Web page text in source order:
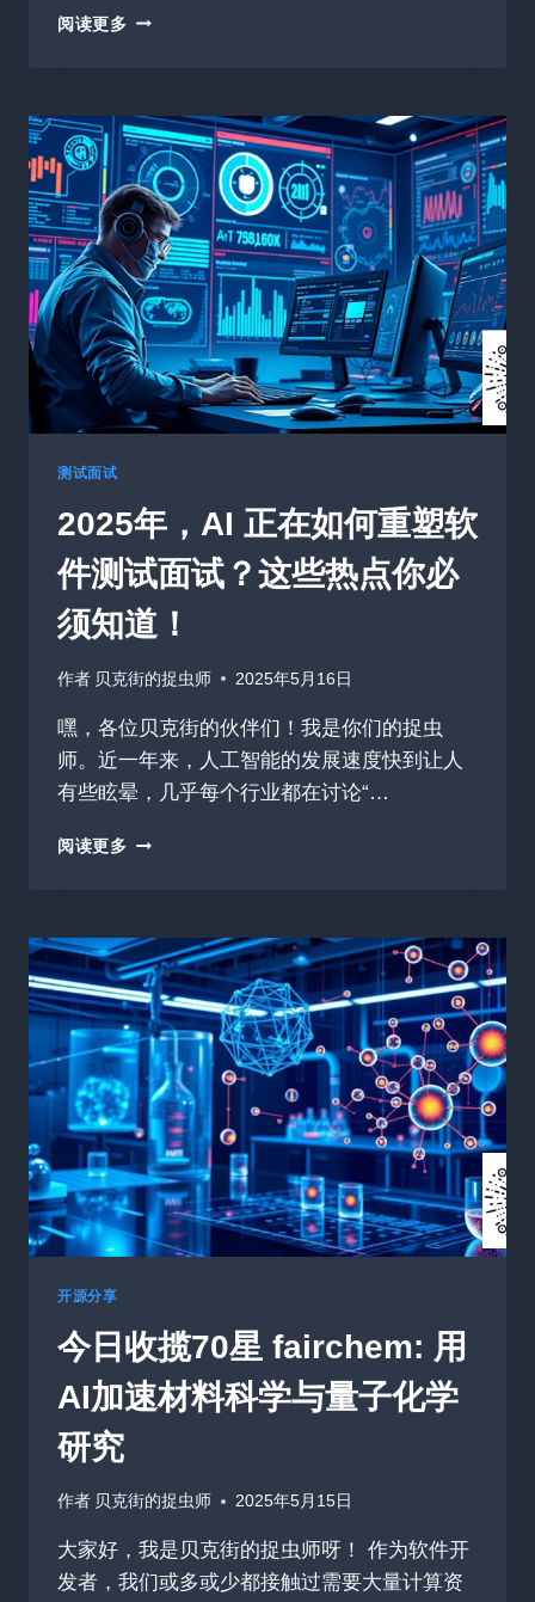
阅读更多 今
46
星
DEEPPROVE：
让
AI
推
理
的
零
知
识
明
多
测试面试
2025年，AI 正在如何重塑软
件测试面试？这些热点你必
须知道！
作者 贝克街的捉虫师 2025年5月16日
嘿，各位贝克街的伙伴们！我是你们的捉虫
师。近一年来，人工智能的发展速度快到让人
有些眩晕，几乎每个行业都在讨论“…
阅读更多 2025
在
如
何
重
塑
软
件
测
试
面
试？
这
些
必
须
知
道！
开源分享
今日收揽70星 fairchem: 用
AI加速材料科学与量子化学
研究
作者 贝克街的捉虫师 2025年5月15日
大家好，我是贝克街的捉虫师呀！ 作为软件开
发者，我们或多或少都接触过需要大量计算资